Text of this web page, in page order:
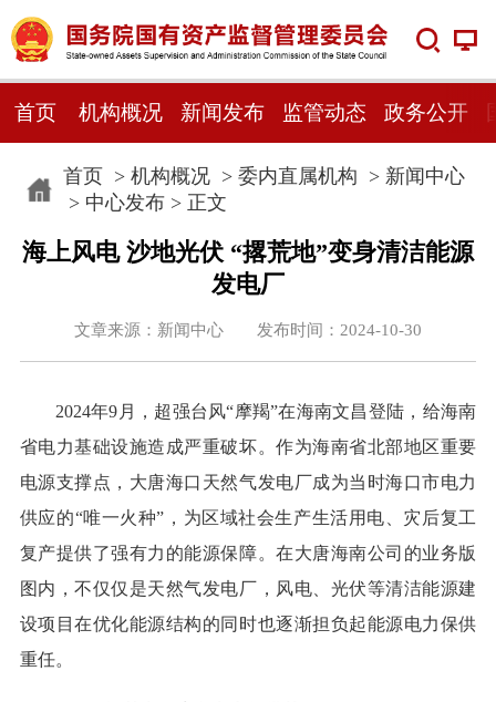
首页 机构概况 新闻发布 监管动态 政务公开
首页> 机构概况> 委内直属机构 > 新闻中心
> 中心发布> 正文
海上风电 沙地光伏 “撂荒地”变身清洁能源
发电厂
文章来源：新闻中心 发布时间：2024-10-30
2024年9月，超强台风“摩羯”在海南文昌登陆，给海南
省电力基础设施造成严重破坏。作为海南省北部地区重要
电源支撑点，大唐海口天然气发电厂成为当时海口市电力
供应的“唯一火种”，为区域社会生产生活用电、灾后复工
复产提供了强有力的能源保障。在大唐海南公司的业务版
图内，不仅仅是天然气发电厂，风电、光伏等清洁能源建
设项目在优化能源结构的同时也逐渐担负起能源电力保供
重任。